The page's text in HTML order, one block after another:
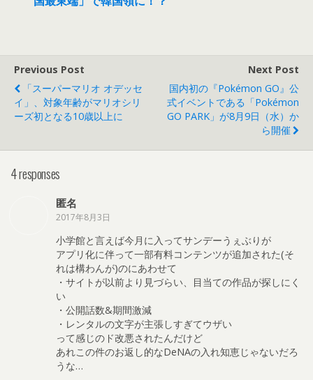
Previous Post
「スーパーマリオ オデッセ
イ」、対象年齢がマリオシリ
ーズ初となる10歳以上に
Next Post
国内初の『Pokémon GO』公
式イベントである「Pokémon
GO PARK」が8月9日（水）か
ら開催
4 responses
匿名
2017年8月3日
小学館と言えば今月に入ってサンデーうぇぶりが
アプリ化に伴って一部有料コンテンツが追加された(そ
れは構わんが)のにあわせて
・サイトが以前より見づらい、目当ての作品が探しにく
い
・公開話数&期間激減
・レンタルの文字が主張しすぎてウザい
って感じのド改悪されたんだけど
あれこの件のお返し的なDeNAの入れ知恵じゃないだろ
うな…